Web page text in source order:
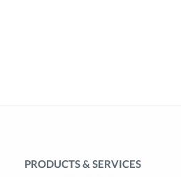
PRODUCTS & SERVICES